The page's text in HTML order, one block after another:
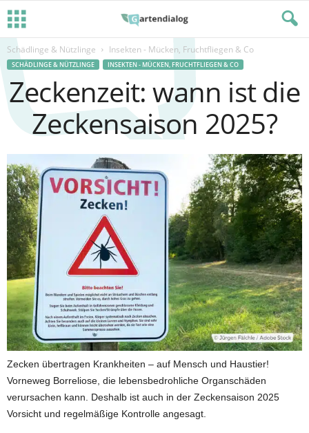
Schädlinge & Nützlinge Insekten - Mücken, Fruchtfliegen & Co
SCHÄDLINGE & NÜTZLINGE INSEKTEN - MÜCKEN, FRUCHTFLIEGEN & CO
Zeckenzeit: wann ist die
Zeckensaison 2025?
Zecken übertragen Krankheiten – auf Mensch und Haustier!
Vorneweg Borreliose, die lebensbedrohliche Organschäden
verursachen kann. Deshalb ist auch in der Zeckensaison 2025
Vorsicht und regelmäßige Kontrolle angesagt.